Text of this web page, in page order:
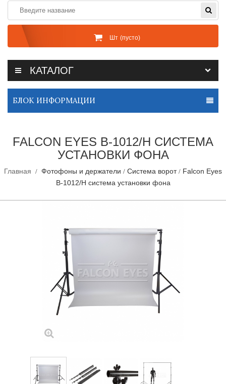
Шт (пусто)
КАТАЛОГ
БЛОК ИНФОРМАЦИИ
FALCON EYES В-1012/H СИСТЕМА
УСТАНОВКИ ФОНА
Главная Фотофоны и держатели Система ворот
Falcon Eyes
В-1012/H система установки фона